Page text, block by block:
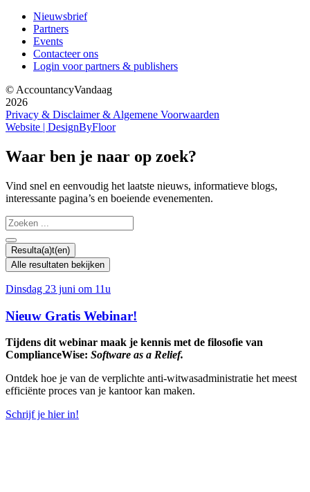
Nieuwsbrief
Partners
Events
Contacteer ons
Login voor partners & publishers
© AccountancyVandaag
2026
Privacy & Disclaimer & Algemene Voorwaarden
Website | DesignByFloor
Waar ben je naar op zoek?
Vind snel en eenvoudig het laatste nieuws, informatieve blogs,
interessante pagina’s en boeiende evenementen.
Search
...
Resulta(a)t(en)
Alle resultaten bekijken
Dinsdag 23 juni om 11u
Nieuw Gratis Webinar!
Tijdens dit webinar maak je kennis met de filosofie van
ComplianceWise: Software as a Relief.
Ontdek hoe je van de verplichte anti-witwasadministratie het meest
efficiënte proces van je kantoor kan maken.
Schrijf je hier in!